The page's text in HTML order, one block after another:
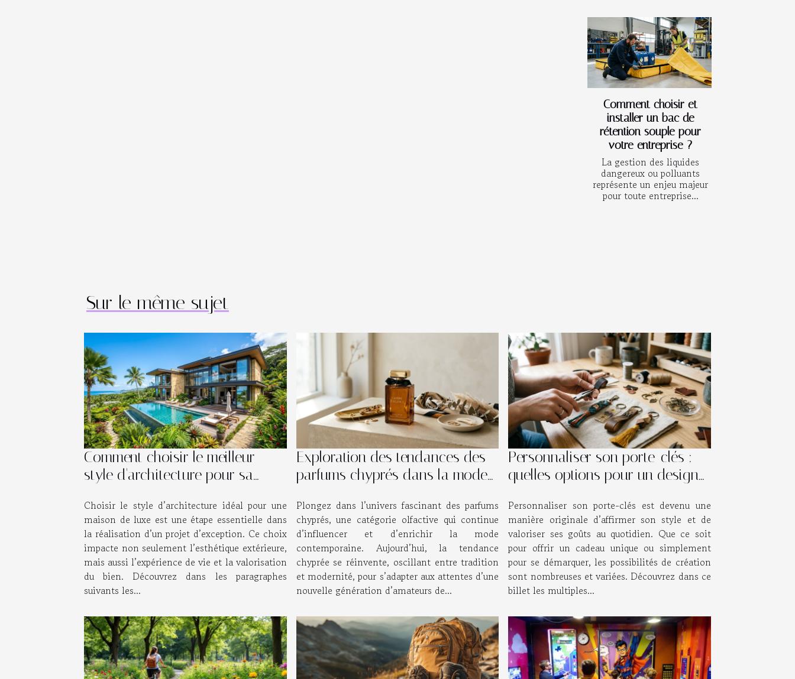
Comment choisir et
installer un bac de
rétention souple pour
votre entreprise ?
La gestion des liquides
dangereux ou polluants
représente un enjeu majeur
pour toute entreprise...
Sur le même sujet
Comment choisir le meilleur
style d'architecture pour sa
Choisir le style d’architecture idéal pour une
maison de luxe est une étape essentielle dans
la réalisation d’un projet d’exception. Ce choix
impacte non seulement l’esthétique extérieure,
mais aussi l’expérience de vie et la valorisation
du bien. Découvrez dans les paragraphes
suivants les...
Exploration des tendances des
parfums chyprés dans la mode
Plongez dans l’univers fascinant des parfums
chyprés, une catégorie olfactive qui continue
d’influencer et d’enrichir la mode
contemporaine. Aujourd’hui, la tendance
chyprée se réinvente, oscillant entre tradition
et modernité, pour s’adapter aux attentes d’une
nouvelle génération d’amateurs de...
Personnaliser son porte-clés :
quelles options pour un design
Personnaliser son porte-clés est devenu une
manière originale d’affirmer son style et de
valoriser ses goûts au quotidien. Que ce soit
pour offrir un cadeau unique ou simplement
pour se démarquer, les possibilités de création
sont nombreuses et variées. Découvrez dans ce
billet les multiples...